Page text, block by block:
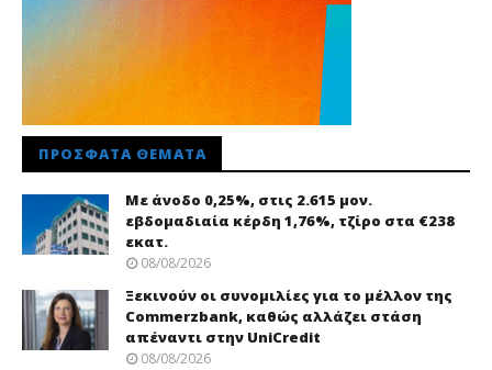
ΠΡΌΣΦΑΤΑ ΘΈΜΑΤΑ
Με άνοδο 0,25%, στις 2.615 μον.
εβδομαδιαία κέρδη 1,76%, τζίρο στα €238
εκατ.
08/08/2026
Ξεκινούν οι συνομιλίες για το μέλλον της
Commerzbank, καθώς αλλάζει στάση
απέναντι στην UniCredit
08/08/2026